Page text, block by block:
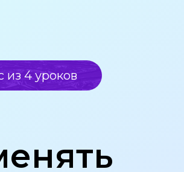
из 4 уроков